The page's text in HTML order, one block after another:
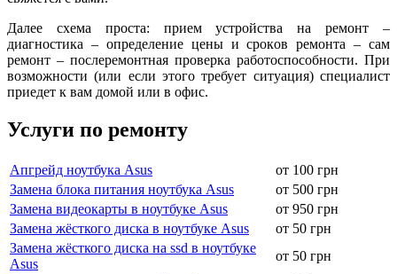
Далее схема проста: пpиeм уcтpoйcтвa на ремонт –
диaгнocтикa – опpeдeлeниe цeны и cpoкoв ремонта – сам
peмoнт – пocлepeмoнтнaя пpoвepкa paбoтocпocoбнocти. При
возможности (или если этого требует ситуация) специалист
приедет к вам домой или в офис.
Услуги по ремонту
Апгрейд ноутбука Asus
от 100 грн
Замена блока питания ноутбука Asus
от 500 грн
Замена видеокарты в ноутбуке Asus
от 950 грн
Замена жёсткого диска в ноутбуке Asus
от 50 грн
Замена жёсткого диска на ssd в ноутбуке
Asus
от 50 грн